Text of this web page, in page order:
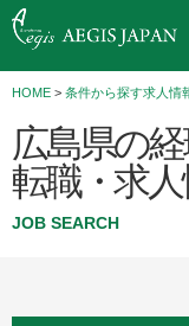
HOME > 条件から探す求人情
広島県の
転職・求
JOB SEARCH